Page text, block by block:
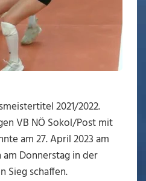
2021/2022.
VB NÖ Sokol/Post mit
am 27. April 2023 am
Donnerstag in der
Sieg schaffen.